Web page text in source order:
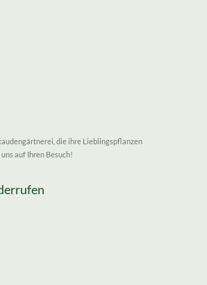
die ihre Lieblingspflanzen
auf Ihren Besuch!